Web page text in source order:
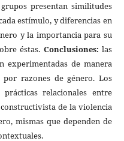
presentan similitudes
estímulo, y diferencias en
y la importancia para su
éstas. Conclusiones: las
experimentadas de manera
razones de género. Los
relacionales entre
de la violencia
mismas que dependen de